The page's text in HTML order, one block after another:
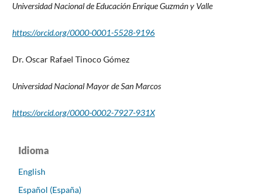
Universidad Nacional de Educación Enrique Guzmán y Valle
https://orcid.org/0000-0001-5528-9196
Dr. Oscar Rafael Tinoco Gómez
Universidad Nacional Mayor de San Marcos
https://orcid.org/0000-0002-7927-931X
Idioma
English
Español (España)